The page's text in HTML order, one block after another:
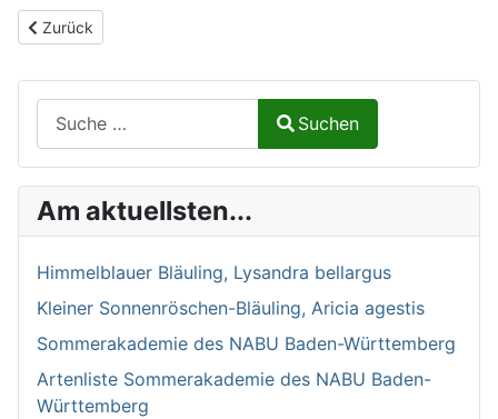
Vorheriger Beitrag: Rundblättriger Sonnentau, Drosera
Zurück
Suchen
Am aktuellsten...
Himmelblauer Bläuling, Lysandra bellargus
Kleiner Sonnenröschen-Bläuling, Aricia agestis
Sommerakademie des NABU Baden-Württemberg
Artenliste Sommerakademie des NABU Baden-
Württemberg